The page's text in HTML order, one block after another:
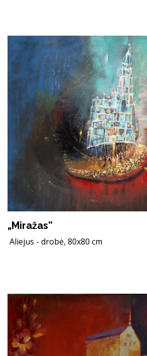
„Miražas”
Aliejus - drobė, 80x80 cm